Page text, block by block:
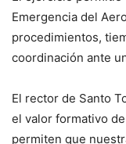
Emergencia del
procedimientos,
coordinación ante
El rector de Santo
el valor formativo
permiten que